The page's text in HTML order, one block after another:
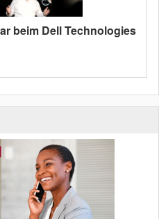
beim Dell Technologies